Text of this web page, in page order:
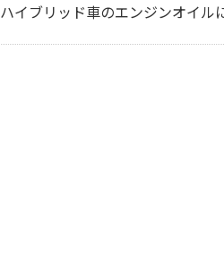
ハイブリッド車のエンジンオイ